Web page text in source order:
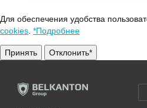
Для обеспечения удобства
cookies *Подробнее
Принять Отклонить*